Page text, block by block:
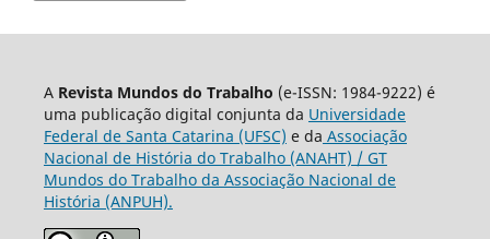
A Revista Mundos do Trabalho (e-ISSN: 1984-9222) é
uma publicação digital conjunta da Universidade
Federal de Santa Catarina (UFSC) e da Associação
Nacional de História do Trabalho (ANAHT) / GT
Mundos do Trabalho da Associação Nacional de
História (ANPUH).